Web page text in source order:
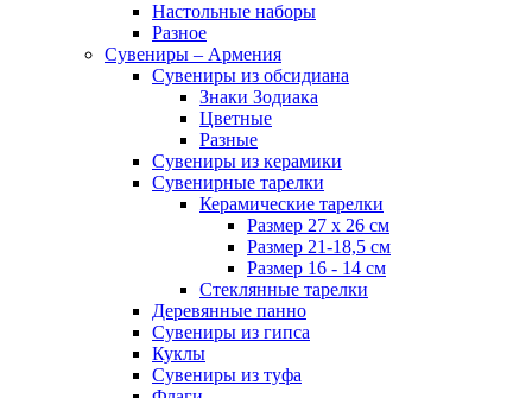
Настольные наборы
Разное
Сувениры – Армения
Сувениры из обсидиана
Знаки Зодиака
Цветные
Разные
Сувениры из керамики
Сувенирные тарелки
Керамические тарелки
Размер 27 х 26 см
Размер 21-18,5 см
Размер 16 - 14 см
Стеклянные тарелки
Деревянные панно
Сувениры из гипса
Куклы
Сувениры из туфа